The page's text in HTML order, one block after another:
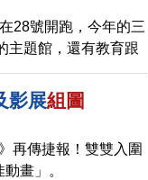
28號開跑，今年的三
主題館，還有教育跟
影展組圖
再傳捷報！雙雙入圍
畫」。